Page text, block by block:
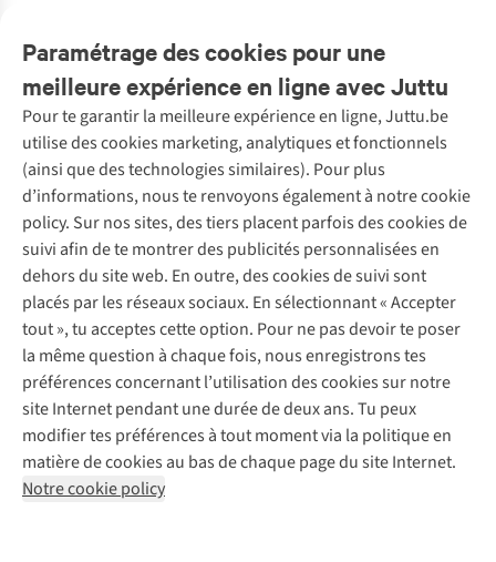
Paramétrage des cookies pour une
meilleure expérience en ligne avec Juttu
Pour te garantir la meilleure expérience en ligne, Juttu.be
utilise des cookies marketing, analytiques et fonctionnels
(ainsi que des technologies similaires). Pour plus
d’informations, nous te renvoyons également à notre cookie
policy. Sur nos sites, des tiers placent parfois des cookies de
suivi afin de te montrer des publicités personnalisées en
dehors du site web. En outre, des cookies de suivi sont
placés par les réseaux sociaux. En sélectionnant « Accepter
tout », tu acceptes cette option. Pour ne pas devoir te poser
la même question à chaque fois, nous enregistrons tes
préférences concernant l’utilisation des cookies sur notre
site Internet pendant une durée de deux ans. Tu peux
modifier tes préférences à tout moment via la politique en
matière de cookies au bas de chaque page du site Internet.
Notre cookie policy
Service client
Questions fréquentes
Commander
Payer
10 % réduction étudiants
Klarna : post-paiement
Livraison
Retourner
Rétractation d'une commande
Garantie
Contact
Nos services
Vintage - ReJUsed
Atelier de couture
Personal shopping
Boîte à vêtements
Événements / ateliers
Juttu
Qui sommes-nous ?
Juttu Friends
Inspiration
Travailler chez Juttu
Nos magasins
Le monde de Juttu
Entrepreneuriat responsable
Déclaration d’accessibilité
Abonne-toi à la newsletter
Suivez-nous